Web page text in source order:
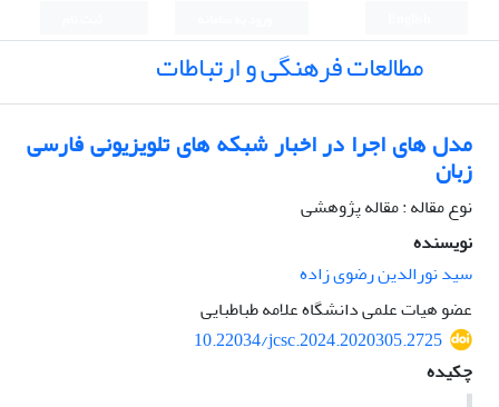
مطالعات فرهنگی و ارتباطات
مدل های اجرا در اخبار شبکه های تلویزیونی فارسی
زبان
نوع مقاله : مقاله پژوهشی
نویسنده
سید نورالدین رضوی زاده
عضو هیات علمی دانشگاه علامه طباطبایی
10.22034/jcsc.2024.2020305.2725
چکیده